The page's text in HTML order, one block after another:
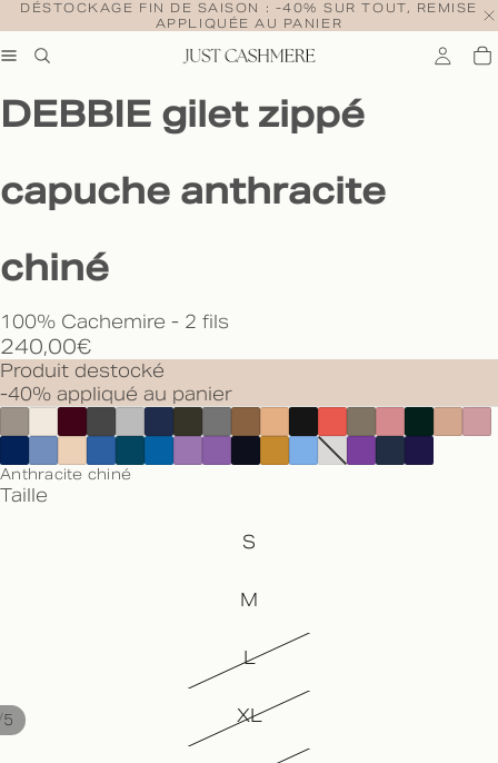
DÉSTOCKAGE FIN DE SAISON : -40% SUR TOUT, REMISE
APPLIQUÉE AU PANIER
5
DEBBIE gilet zippé
capuche anthracite
chiné
100% Cachemire - 2 fils
240,00€
Produit destocké
-40% appliqué au panier
Anthracite chiné
Taille
S
M
L
XL